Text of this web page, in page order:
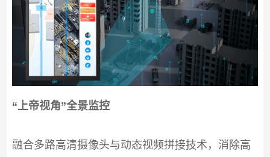
“上帝视角”全景监控
融合多路高清摄像头与动态视频拼接技术，消除高